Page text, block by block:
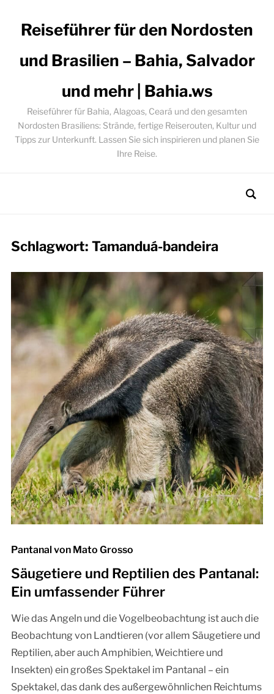
Reiseführer für den Nordosten
und Brasilien – Bahia, Salvador
und mehr | Bahia.ws
Reiseführer für Bahia, Alagoas, Ceará und den gesamten
Nordosten Brasiliens: Strände, fertige Reiserouten, Kultur und
Tipps zur Unterkunft. Lassen Sie sich inspirieren und planen Sie
Ihre Reise.
Schlagwort: Tamanduá-bandeira
Pantanal von Mato Grosso
Säugetiere und Reptilien des Pantanal:
Ein umfassender Führer
Wie das Angeln und die Vogelbeobachtung ist auch die
Beobachtung von Landtieren (vor allem Säugetiere und
Reptilien, aber auch Amphibien, Weichtiere und
Insekten) ein großes Spektakel im Pantanal – ein
Spektakel, das dank des außergewöhnlichen Reichtums